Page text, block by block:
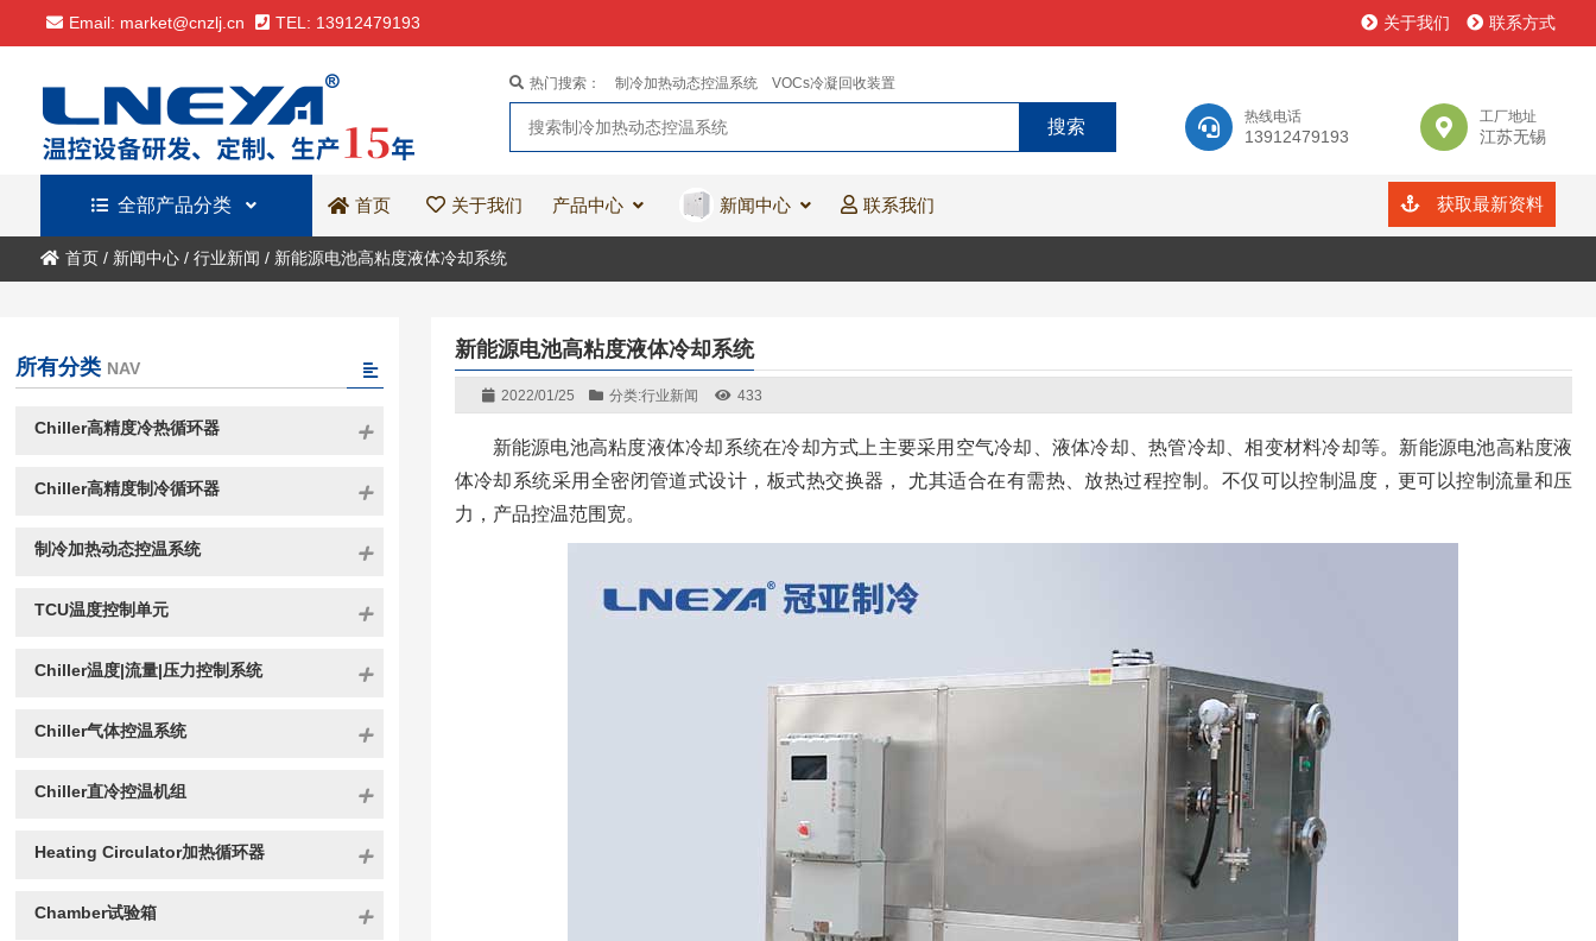
Email: market@cnzlj.cn TEL: 13912479193 关于我们 联系方式
热线电话
13912479193
工厂地址
江苏无锡
热门搜索： 制冷加热动态控温系统 VOCs冷凝回收装置
全部产品分类 首页 关于我们 产品中心 新闻中心 联系我们 获取最新资料
首页/ 新闻中心/ 行业新闻 / 新能源电池高粘度液体冷却系统
新能源电池高粘度液体冷却系统
2022/01/25 分类:行业新闻 433
新能源电池高粘度液体冷却系统在冷却方式上主要采用空气冷却、液体冷却、热管冷却、相变材料冷却等。新能源电池高粘度液
体冷却系统采用全密闭管道式设计，板式热交换器， 尤其适合在有需热、放热过程控制。不仅可以控制温度，更可以控制流量和压
力，产品控温范围宽。
所有分类 NAV
Chiller高精度冷热循环器
Chiller高精度制冷循环器
制冷加热动态控温系统
TCU温度控制单元
Chiller温度|流量|压力控制系统
Chiller气体控温系统
Chiller直冷控温机组
Heating Circulator加热循环器
Chamber试验箱